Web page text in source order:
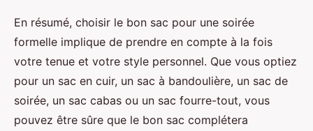
En résumé, choisir le bon sac pour une soirée
formelle implique de prendre en compte à la fois
votre tenue et votre style personnel. Que vous optiez
pour un sac en cuir, un sac à bandoulière, un sac de
soirée, un sac cabas ou un sac fourre-tout, vous
pouvez être sûre que le bon sac complétera